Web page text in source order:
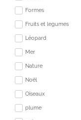
Formes
Fruits et legumes
Léopard
Mer
Nature
Noël
Oiseaux
plume